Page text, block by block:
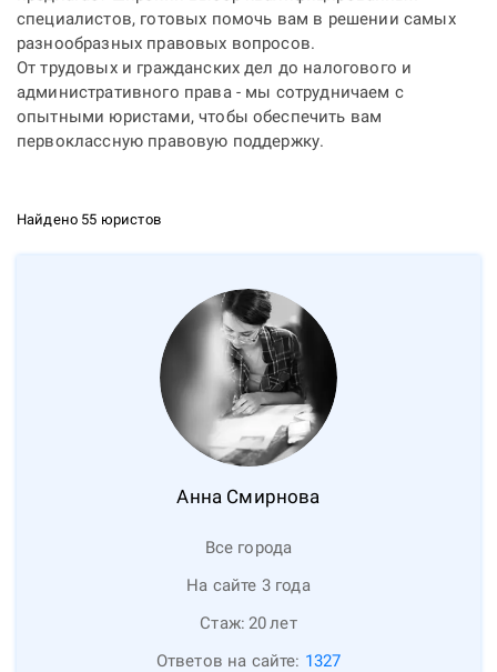
специалистов, готовых помочь вам в решении самых
разнообразных правовых вопросов.
От трудовых и гражданских дел до налогового и
административного права - мы сотрудничаем с
опытными юристами, чтобы обеспечить вам
первоклассную правовую поддержку.
Найдено 55 юристов
Анна Смирнова
Все города
На сайте 3 года
Стаж: 20лет
Ответов на сайте: 1327